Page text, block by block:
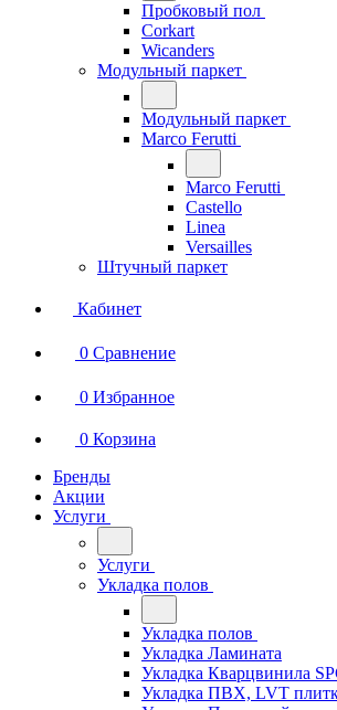
Пробковый пол
Corkart
Wicanders
Модульный паркет
Модульный паркет
Marco Ferutti
Marco Ferutti
Castello
Linea
Versailles
Штучный паркет
Кабинет
0 Сравнение
0 Избранное
0 Корзина
Бренды
Акции
Услуги
Услуги
Укладка полов
Укладка полов
Укладка Ламината
Укладка Кварцвинила
Укладка ПВХ, LVT